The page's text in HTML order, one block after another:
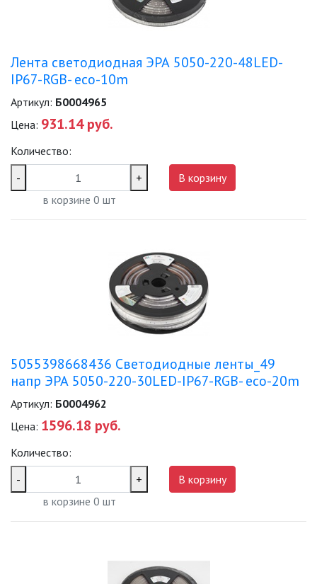
Лента светодиодная ЭРА 5050-220-48LED-
IP67-RGB- eco-10m
Артикул: Б0004965
Цена: 931.14 руб.
Количество:
-
+
в корзине 0 шт
В корзину
5055398668436 Светодиодные ленты_49
напр ЭРА 5050-220-30LED-IP67-RGB- eco-20m
Артикул: Б0004962
Цена: 1596.18 руб.
Количество:
-
+
в корзине 0 шт
В корзину